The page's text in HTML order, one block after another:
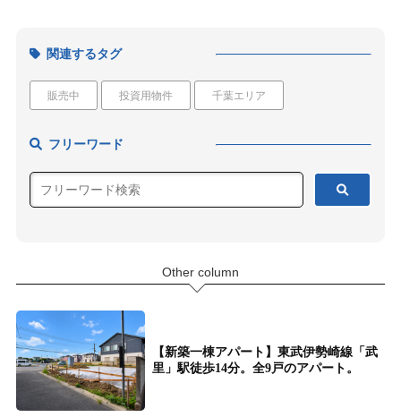
関連するタグ
販売中 投資用物件 千葉エリア
フリーワード
Other column
【新築一棟アパート】東武伊勢崎線「武
里」駅徒歩14分。全9戸のアパート。